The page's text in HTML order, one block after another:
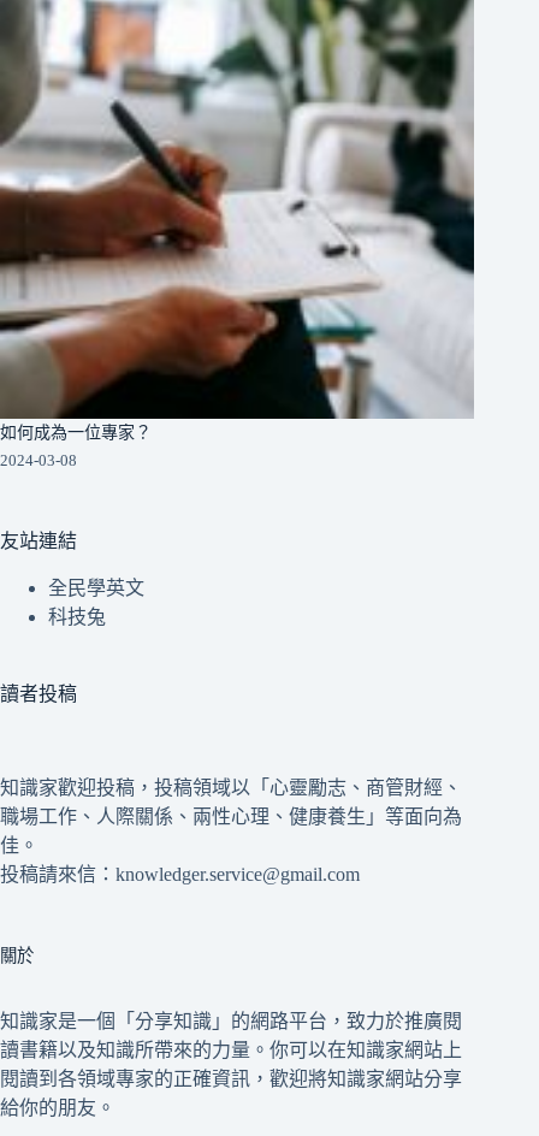
如何成為一位專家？
2024-03-08
友站連結
全民學英文
科技兔
讀者投稿
知識家歡迎投稿，投稿領域以「心靈勵志、商管財經、
職場工作、人際關係、兩性心理、健康養生」等面向為
佳。
投稿請來信：knowledger.service@gmail.com
關於
知識家是一個「分享知識」的網路平台，致力於推廣閱
讀書籍以及知識所帶來的力量。你可以在知識家網站上
閱讀到各領域專家的正確資訊，歡迎將知識家網站分享
給你的朋友。